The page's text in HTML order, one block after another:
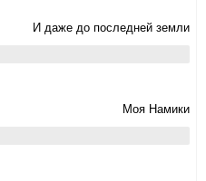
И даже до последней земли
Моя Намики